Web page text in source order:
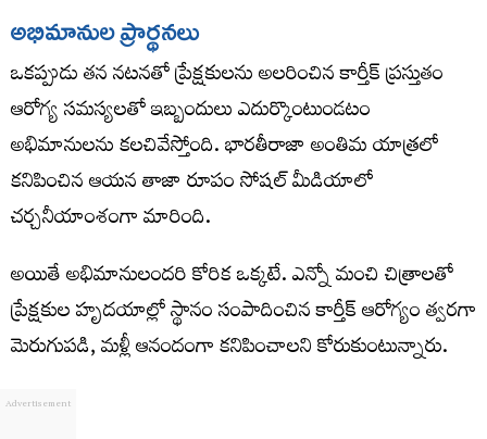
అభిమానుల ప్రార్థనలు
ఒకప్పుడు తన నటనతో ప్రేక్షకులను అలరించిన కార్తీక్ ప్రస్తుతం
ఆరోగ్య సమస్యలతో ఇబ్బందులు ఎదుర్కొంటుండటం
అభిమానులను కలచివేస్తోంది. భారతీరాజా అంతిమ యాత్రలో
కనిపించిన ఆయన తాజా రూపం సోషల్ మీడియాలో
చర్చనీయాంశంగా మారింది.
అయితే అభిమానులందరి కోరిక ఒక్కటే. ఎన్నో మంచి చిత్రాలతో
ప్రేక్షకుల హృదయాల్లో స్థానం సంపాదించిన కార్తీక్ ఆరోగ్యం త్వరగా
మెరుగుపడి, మళ్లీ ఆనందంగా కనిపించాలని కోరుకుంటున్నారు.